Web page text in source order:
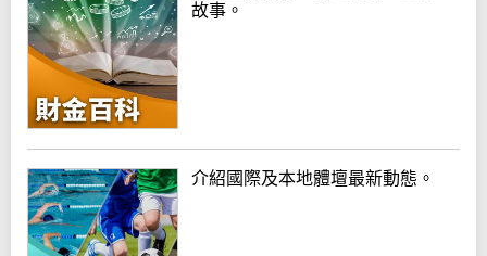
故事。
介紹國際及本地體壇最新動態。